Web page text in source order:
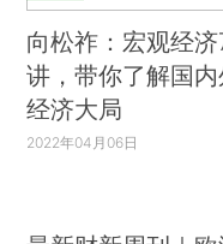
向松祚：宏观经
讲，带你了解国
经济大局
2022年04月06日